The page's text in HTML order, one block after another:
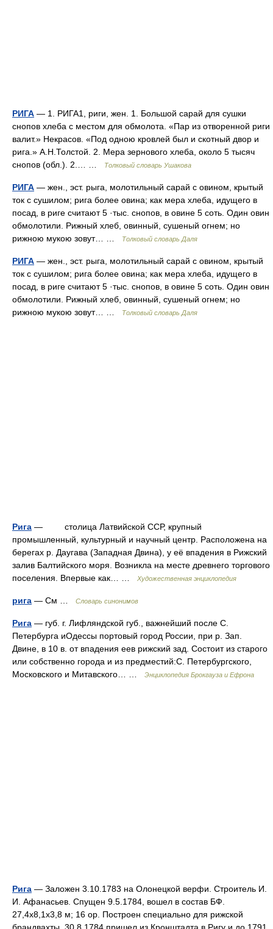
РИГА — 1. РИГА1, риги, жен. 1. Большой сарай для сушки
снопов хлеба с местом для обмолота. «Пар из отворенной риги
валит.» Некрасов. «Под одною кровлей был и скотный двор и
рига.» А.Н.Толстой. 2. Мера зернового хлеба, около 5 тысяч
снопов (обл.). 2.… …
Толковый словарь Ушакова
РИГА — жен., эст. рыга, молотильный сарай с овином, крытый
ток с сушилом; рига более овина; как мера хлеба, идущего в
посад, в риге считают 5 ·тыс. снопов, в овине 5 соть. Один овин
обмолотили. Рижный хлеб, овинный, сушеный огнем; но
рижною мукою зовут… …
Толковый словарь Даля
РИГА — жен., эст. рыга, молотильный сарай с овином, крытый
ток с сушилом; рига более овина; как мера хлеба, идущего в
посад, в риге считают 5 ·тыс. снопов, в овине 5 соть. Один овин
обмолотили. Рижный хлеб, овинный, сушеный огнем; но
рижною мукою зовут… …
Толковый словарь Даля
Рига — столица Латвийской ССР, крупный
промышленный, культурный и научный центр. Расположена на
берегах р. Даугава (Западная Двина), у её впадения в Рижский
залив Балтийского моря. Возникла на месте древнего торгового
поселения. Впервые как… …
Художественная энциклопедия
рига — См … Словарь синонимов
Рига — губ. г. Лифляндской губ., важнейший после С.
Петербурга иОдессы портовый город России, при р. Зап.
Двине, в 10 в. от впадения еев рижский зад. Состоит из старого
или собственно города и из предместий:С. Петербургского,
Московского и Митавского… …
Энциклопедия Брокгауза и Ефрона
Рига — Заложен 3.10.1783 на Олонецкой верфи. Строитель И.
И. Афанасьев. Спущен 9.5.1784, вошел в состав БФ.
27,4x8,1x3,8 м; 16 ор. Построен специально для рижской